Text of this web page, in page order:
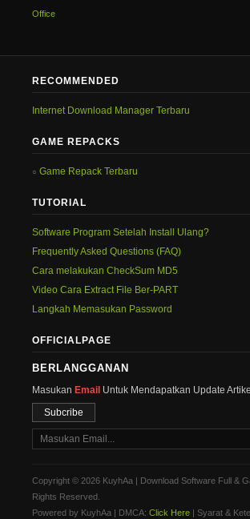
Office
RECOMMENDED
Internet Download Manager Terbaru
GAME REPACKS
Game Repack Terbaru
TUTORIAL
Software Program Setelah Install Ulang?
Frequently Asked Questions (FAQ)
Cara melakukan CheckSum MD5
Video Cara Extract File Ber-PART
Langkah Memasukan Password
OFFICIALPAGE
BERLANGGANAN
Masukan Email Untuk Mendapatkan Update
Subcribe
Copyright © 2026 KuyhAa | Download Software Full &
Rights Reserved.
Powered by KuyhAa | DMCA: Click Here | Syarat &